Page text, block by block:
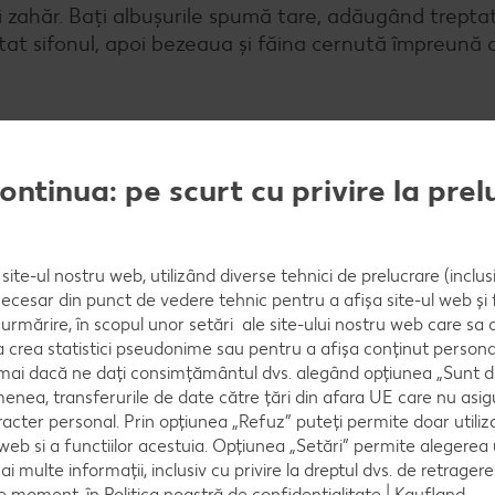
Bați albușurile spumă tare, adăugând
sifonul, apoi bezeaua și făina cernută împreună
tapetată și coci blatul 25 de minute, la foc mediu.
citricelor, diluată cu apă până la 200 ml.
și amesteci repede. Iei vasul de pe foc și
se îngroașă.
pe scurt cu privire la
ul nostru web, utilizând diverse tehnici de prelucrare
din punct de vedere tehnic pentru a afișa site-ul web și
în scopul unor setări ale site-ului nostru web care sa
crea statistici pseudonime sau pentru a afișa conținut
dacă ne dați consimțământul dvs. alegând opțiunea „Sunt
transferurile de date către țări din afara UE care nu
personal. Prin opțiunea „Refuz” puteți permite doar
si a functiilor acestuia. Opțiunea „Setări” permite alegerea
multe informații, inclusiv cu privire la dreptul dvs. de